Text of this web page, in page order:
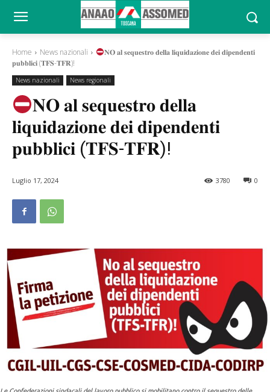
Home News nazionali
𝐍𝐎 𝐚𝐥 𝐬𝐞𝐪𝐮𝐞𝐬𝐭𝐫𝐨 𝐝𝐞𝐥𝐥𝐚 𝐥𝐢𝐪𝐮𝐢𝐝𝐚𝐳𝐢𝐨𝐧𝐞 𝐝𝐞𝐢 𝐝𝐢𝐩𝐞𝐧𝐝𝐞𝐧𝐭𝐢
𝐩𝐮𝐛𝐛𝐥𝐢𝐜𝐢 (𝐓𝐅𝐒-𝐓𝐅𝐑)!
News nazionali News regionali
𝐍𝐎 𝐚𝐥 𝐬𝐞𝐪𝐮𝐞𝐬𝐭𝐫𝐨 𝐝𝐞𝐥𝐥𝐚
𝐥𝐢𝐪𝐮𝐢𝐝𝐚𝐳𝐢𝐨𝐧𝐞 𝐝𝐞𝐢 𝐝𝐢𝐩𝐞𝐧𝐝𝐞𝐧𝐭𝐢
𝐩𝐮𝐛𝐛𝐥𝐢𝐜𝐢 (𝐓𝐅𝐒-𝐓𝐅𝐑)!
Luglio 17, 2024 0
3780